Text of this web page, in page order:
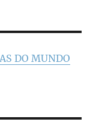
DO MUNDO